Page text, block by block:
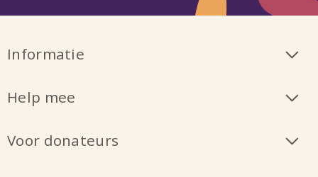
Informatie
Help mee
Voor donateurs